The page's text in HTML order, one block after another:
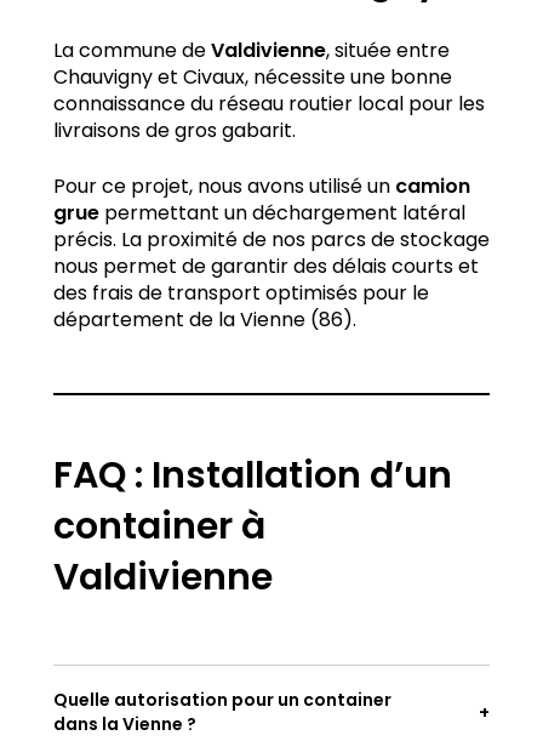
La commune deValdivienne, située entre
Chauvigny et Civaux, nécessite une bonne
connaissance du réseau routier local pour les
livraisons de gros gabarit.
Pour ce projet, nous avons utilisé uncamion
gruepermettant un déchargement latéral
précis. La proximité de nos parcs de stockage
nous permet de garantir des délais courts et
des frais de transport optimisés pour le
département de la Vienne (86).
FAQ : Installation d’un
container à
Valdivienne
Quelle autorisation pour un container
dans la Vienne ?